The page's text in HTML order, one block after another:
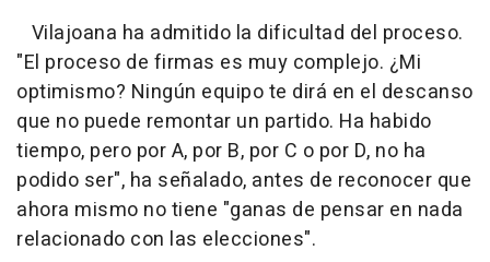
Vilajoana ha admitido la dificultad del proceso.
"El proceso de firmas es muy complejo. ¿Mi
optimismo? Ningún equipo te dirá en el descanso
que no puede remontar un partido. Ha habido
tiempo, pero por A, por B, por C o por D, no ha
podido ser", ha señalado, antes de reconocer que
ahora mismo no tiene "ganas de pensar en nada
relacionado con las elecciones".